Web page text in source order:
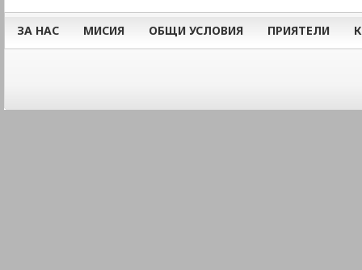
ЗА НАС МИСИЯ ОБЩИ УСЛОВИЯ ПРИЯТЕЛИ